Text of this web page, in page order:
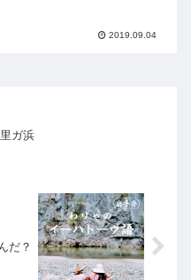
2019.09.04
ガ浜
だ？